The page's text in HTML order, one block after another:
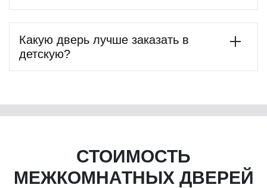
Какую дверь лучше заказать в
детскую?
СТОИМОСТЬ
МЕЖКОМНАТНЫХ ДВЕРЕЙ